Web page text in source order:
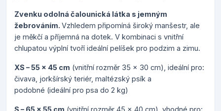
Zvenku odolná čalounická látka s jemným
žebrováním. Vzhledem připomíná široký manšestr, ale
je měkčí a příjemná na dotek. V kombinaci s vnitřní
chlupatou výplní tvoří ideální pelíšek pro podzim a zimu.
XS – 55 x 45 cm (vnitřní rozměr 35 x 30 cm), ideální pro:
čivava, jorkšírský teriér, maltézský psík a
podobné (ideální pro psa do 2 kg)
S – 65 x 55 cm (vnitřní rozměr 45 x 40 cm), vhodné pro: